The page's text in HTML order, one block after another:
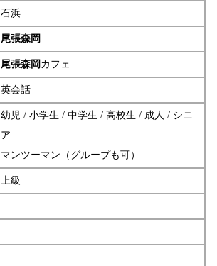
石浜
尾張森岡
尾張森岡 カフェ
英会話
幼児 / 小学生 / 中学生 / 高校生 / 成人 / シニ
ア
マンツーマン（グループも可）
上級